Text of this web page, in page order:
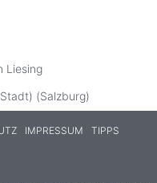
Liesing
(Salzburg)
IMPRESSUM
TIPPS